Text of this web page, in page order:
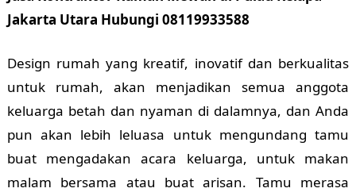
Jakarta Utara Hubungi 08119933588
Design rumah yang kreatif, inovatif dan berkualitas
untuk rumah, akan menjadikan semua anggota
keluarga betah dan nyaman di dalamnya, dan Anda
pun akan lebih leluasa untuk mengundang tamu
buat mengadakan acara keluarga, untuk makan
malam bersama atau buat arisan. Tamu merasa